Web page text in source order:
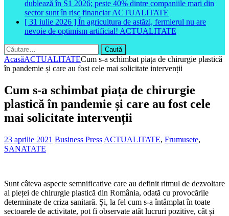
dublează în S1 2026; peste 40% dintre companiile mari din
sector sunt în risc financiarACTUALITATE
[ 31 iulie 2026 ] În agricultura de astăzi, fermierul nu are
nevoie de optimism artificial! ACTUALITATE
Caută
după:
AcasăACTUALITATECum s-a schimbat piața de chirurgie plastică
în pandemie și care au fost cele mai solicitate intervenții
Cum s-a schimbat piața de chirurgie
plastică în pandemie și care au fost cele
mai solicitate intervenții
23 aprilie 2021 Business Press ACTUALITATE, Frumusete,
SANATATE
Sunt câteva aspecte semnificative care au definit ritmul de dezvoltare
al pieței de chirurgie plastică din România, odată cu provocările
determinate de criza sanitară. Și, la fel cum s-a întâmplat în toate
sectoarele de activitate, pot fi observate atât lucruri pozitive, cât și